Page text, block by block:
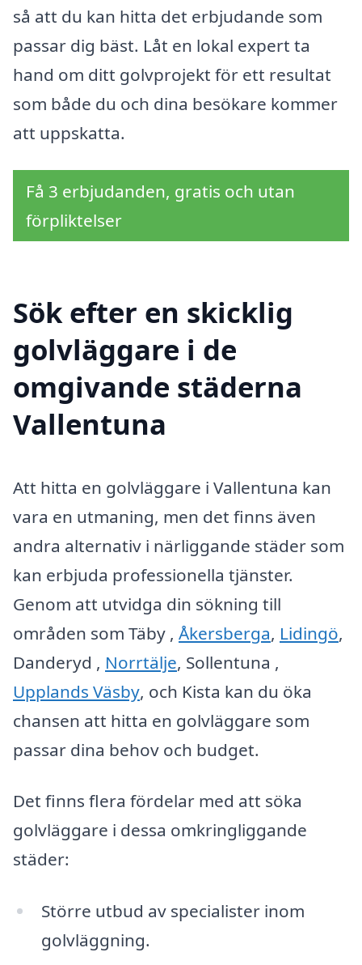
så att du kan hitta det erbjudande som
passar dig bäst. Låt en lokal expert ta
hand om ditt golvprojekt för ett resultat
som både du och dina besökare kommer
att uppskatta.
Få 3 erbjudanden, gratis och utan
förpliktelser
Sök efter en skicklig
golvläggare i de
omgivande städerna
Vallentuna
Att hitta en golvläggare i Vallentuna kan
vara en utmaning, men det finns även
andra alternativ i närliggande städer som
kan erbjuda professionella tjänster.
Genom att utvidga din sökning till
områden som Täby , Åkersberga, Lidingö,
Danderyd , Norrtälje, Sollentuna ,
Upplands Väsby, och Kista kan du öka
chansen att hitta en golvläggare som
passar dina behov och budget.
Det finns flera fördelar med att söka
golvläggare i dessa omkringliggande
städer:
Större utbud av specialister inom
golvläggning.